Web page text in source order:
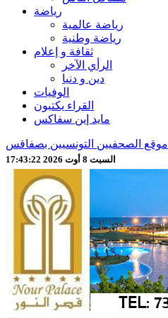
رياضة
رياضة عالمية
رياضة وطنية
ثقافة و إعلام
الرأي الآخر
دين و دنيا
الوفيات
القراء يكتبون
مايد إين سفاكس
موقع الصحفيين التونسيين بصفاقس
السبت 8 أوت 2026 17:43:24